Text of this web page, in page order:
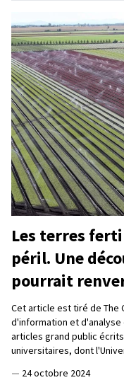
Les terres
péril. Une
pourrait
Cet article est tiré de The
d'information et
articles grand public
universitaires, dont
— 24 octobre 2024